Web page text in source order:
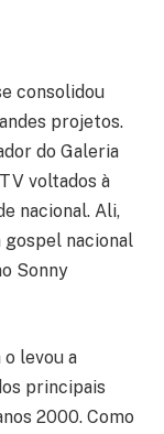
consolidou
projetos.
do Galeria
voltados à
nacional. Ali,
gospel nacional
Sonny
o levou a
principais
2000. Como